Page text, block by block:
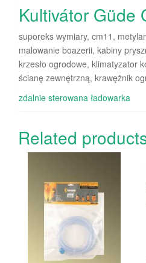
Kultivátor Güde
suporeks wymiary, cm11,
malowanie boazerii, kabiny
krzesło ogrodowe, klimatyzator
ścianę zewnętrzną, krawężnik
zdalnie sterowana ładowarka
Related